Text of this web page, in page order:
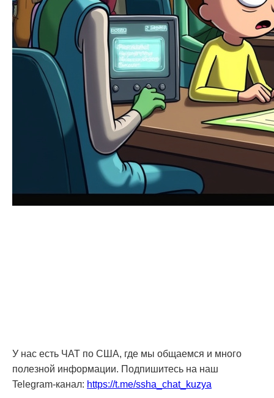
У нас есть ЧАТ по США, где мы общаемся и много
полезной информации. Подпишитесь на наш
Telegram-канал: https://t.me/ssha_chat_kuzya